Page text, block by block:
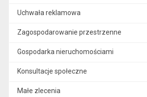
Uchwała reklamowa
Zagospodarowanie przestrzenne
Gospodarka nieruchomościami
Konsultacje społeczne
Małe zlecenia